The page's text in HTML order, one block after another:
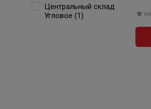
Центральный склад
Угловое (1)